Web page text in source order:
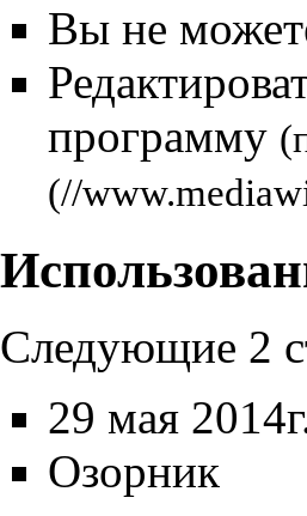
Вы не
программу
Следующие 2
29 мая
Озорник